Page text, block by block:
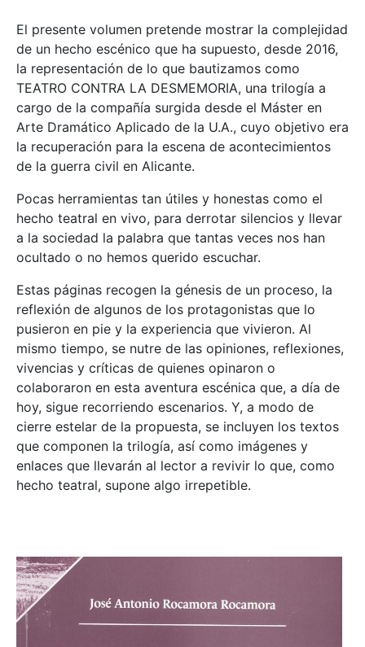
El presente volumen pretende mostrar la complejidad
de un hecho escénico que ha supuesto, desde 2016,
la representación de lo que bautizamos como
TEATRO CONTRA LA DESMEMORIA, una trilogía a
cargo de la compañía surgida desde el Máster en
Arte Dramático Aplicado de la U.A., cuyo objetivo era
la recuperación para la escena de acontecimientos
de la guerra civil en Alicante.
Pocas herramientas tan útiles y honestas como el
hecho teatral en vivo, para derrotar silencios y llevar
a la sociedad la palabra que tantas veces nos han
ocultado o no hemos querido escuchar.
Estas páginas recogen la génesis de un proceso, la
reflexión de algunos de los protagonistas que lo
pusieron en pie y la experiencia que vivieron. Al
mismo tiempo, se nutre de las opiniones, reflexiones,
vivencias y críticas de quienes opinaron o
colaboraron en esta aventura escénica que, a día de
hoy, sigue recorriendo escenarios. Y, a modo de
cierre estelar de la propuesta, se incluyen los textos
que componen la trilogía, así como imágenes y
enlaces que llevarán al lector a revivir lo que, como
hecho teatral, supone algo irrepetible.